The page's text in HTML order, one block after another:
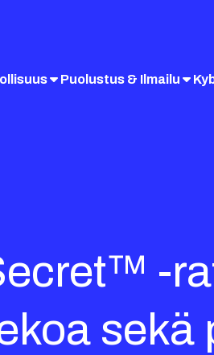
Puolustus & Ilmailu
-
sekä